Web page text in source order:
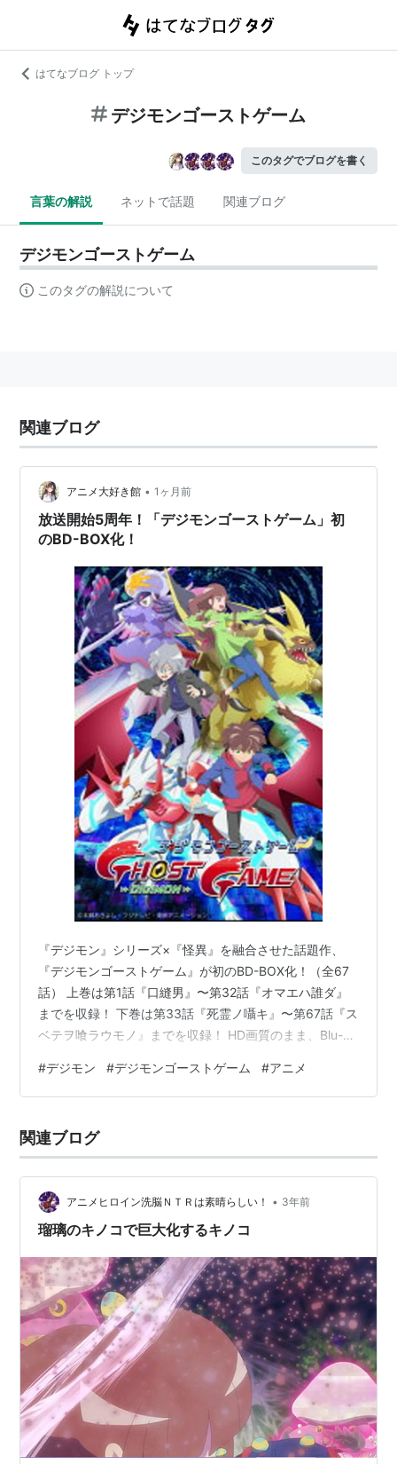
はてなブログ トップ
デジモンゴーストゲーム
このタグでブログを書く
言葉の解説 ネットで話題 関連ブログ
デジモンゴーストゲーム
このタグの解説について
関連ブログ
アニメ大好き館 • 1ヶ月前
放送開始5周年！「デジモンゴーストゲーム」初
のBD-BOX化！
『デジモン』シリーズ×『怪異』を融合させた話題作、
『デジモンゴーストゲーム』が初のBD-BOX化！（全67
話） 上巻は第1話『口縫男』〜第32話『オマエハ誰ダ』
までを収録！ 下巻は第33話『死霊ノ囁キ』〜第67話『ス
ベテヲ喰ラウモノ』までを収録！ HD画質のまま、Blu-
様！ 上巻 下巻 上巻・発売日 ： 2026年08月26日 下巻・
発売日 ： 2026年09月30日 上巻 「デジモンゴーストゲ
購入 【楽天ブックス限定全巻購入特典】「デジモンゴー
ストゲーム」BD…
#デジモン #デジモンゴーストゲーム #アニメ
関連ブログ
アニメヒロイン洗脳ＮＴＲは素晴らしい！ • 3年前
瑠璃のキノコで巨大化するキノコ